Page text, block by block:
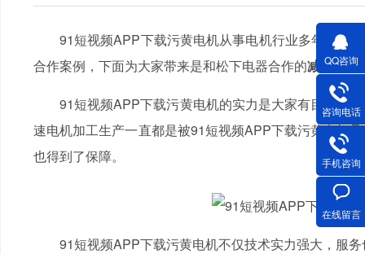
91短视频APP下载污黄电机从事电机行业多年，拥
合作案例，下面为大家带来是和松下电器合作的减速电机
91短视频APP下载污黄电机的实力是大家有目共睹
速电机加工生产一直都是被91短视频APP下载污黄电机
也得到了保障。
91短视频APP下载污黄电机不仅技术实力强大，服
QQ咨询
咨询电话
手机咨询
在线留言